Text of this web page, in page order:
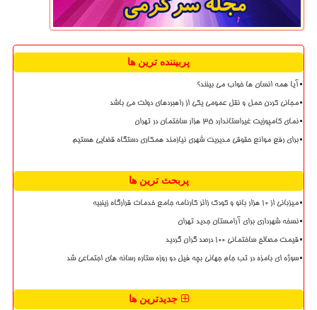
پربیننده ترین ها
آیا همه انسان ها خواب می بینند؟
مجانی کردن حمل و نقل عمومی یکی از راهبردهای دولت می باشد
نمای کامپوزیت غیراستاندارد ۳۵ هزار ساختمان در تهران
برای رفع موانع حقوقی مدیریت شهری نیازمند همکاری دستگاه قضایی هستیم
پربحث ترین ها
میزبانی از ۱۰ هزار بانو و کودک زائر کارنامه جامع خدمات قرارگاه زینبیه
نسخه شهرداری برای آرامستان جدید تهران
قیمت مصالح ساختمانی ۱۰۰ درصد گران گردید
سوژه ای بامزه در تب جام جهانی بچه فیل دو روزه ستاره رسانه های اجتماعی شد
جدیدترین ها